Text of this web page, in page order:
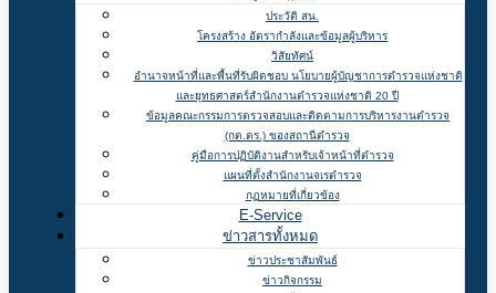
ประวัติ สน.
โครงสร้าง อัตรากำลังและข้อมูลผู้บริหาร
วิสัยทัศน์
อำนาจหน้าที่และพื้นที่รับผิดชอบ นโยบายผู้บัญชาการตำรวจแห่งชาติ
และยุทธศาสตร์สำนักงานตำรวจแห่งชาติ 20 ปี
ข้อมูลคณะกรรมการตรวจสอบและติดตามการบริหารงานตำรวจ
(กต.ตร.) ของสถานีตำรวจ
คู่มือการปฏิบัติงานสำหรับเจ้าหน้าที่ตำรวจ
แผนที่ตั้งสำนักงานจเรตำรวจ
กฏหมายที่เกี่ยวข้อง
E-Service
ข่าวสารทั้งหมด
ข่าวประชาสัมพันธ์
ข่าวกิจกรรม